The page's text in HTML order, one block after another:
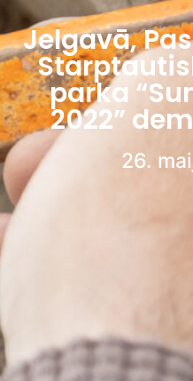
Jelgavā,
parka
2022”
26.